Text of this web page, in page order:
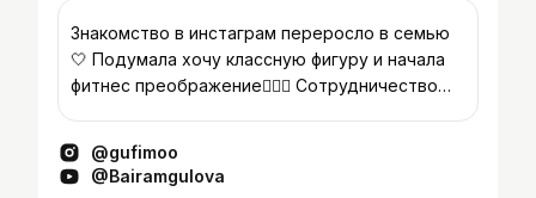
Знакомство в инстаграм переросло в семью
🤍 Подумала хочу классную фигуру и начала
фитнес преображение🏋🏻‍♀️ Сотрудничество
@gufimoo
@Bairamgulova